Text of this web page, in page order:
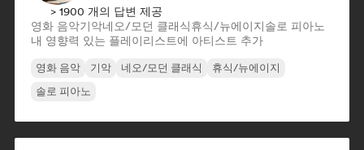
> 1900 개의 답변 제공
영화 음악기악네오/모던 클래식휴식/뉴에이지솔로 피아노
내 영향력 있는 플레이리스트에 아티스트 추가
영화 음악 기악 네오/모던 클래식
휴식/뉴에이지
솔로 피아노